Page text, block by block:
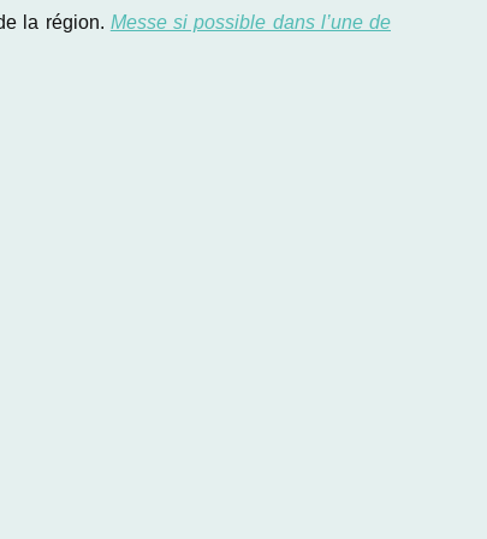
la région. Messe si possible dans l’une de